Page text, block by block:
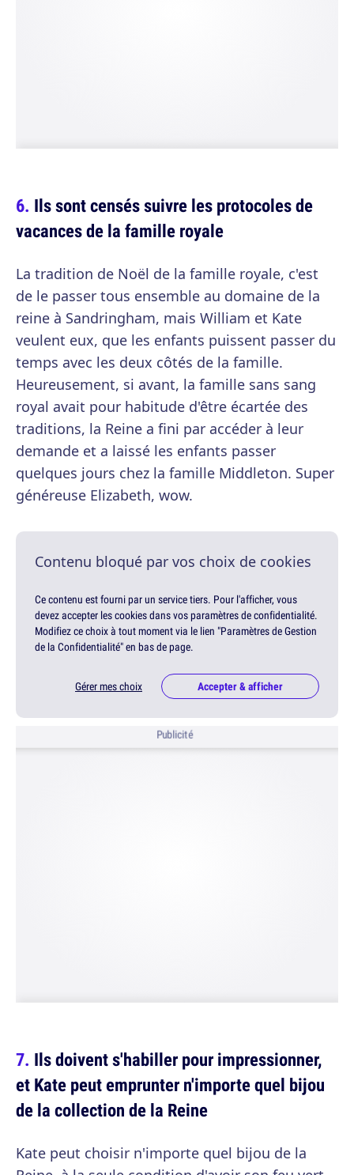
Ils sont censés suivre les protocoles de
vacances de la famille royale
La tradition de Noël de la famille royale, c'est
de le passer tous ensemble au domaine de la
reine à Sandringham, mais William et Kate
veulent eux, que les enfants puissent passer du
temps avec les deux côtés de la famille.
Heureusement, si avant, la famille sans sang
royal avait pour habitude d'être écartée des
traditions, la Reine a fini par accéder à leur
demande et a laissé les enfants passer
quelques jours chez la famille Middleton. Super
généreuse Elizabeth, wow.
Contenu bloqué par vos choix de cookies
Ce contenu est fourni par un service tiers. Pour l'afficher, vous
devez accepter les cookies dans vos paramètres de confidentialité.
Modifiez ce choix à tout moment via le lien "Paramètres de Gestion
de la Confidentialité" en bas de page.
Gérer mes choix Accepter & afficher
Publicité
Ils doivent s'habiller pour impressionner,
et Kate peut emprunter n'importe quel bijou
de la collection de la Reine
Kate peut choisir n'importe quel bijou de la